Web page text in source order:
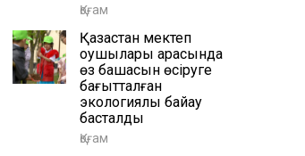
Қоғам
Қазақстан мектеп
оқушылары арасында
өз бақшасын өсіруге
бағытталған
экологиялық байқау
басталды
Қоғам